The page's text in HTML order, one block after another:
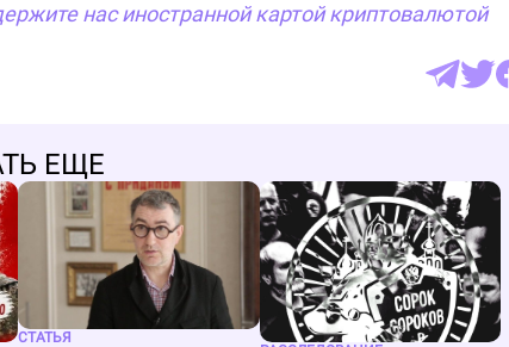
нас иностранной картой криптовалютой
ЕЩЕ
СТАТЬЯ